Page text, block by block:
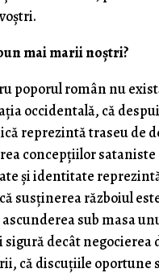
mai marii noştri?
poporul român nu
occidentală, că
reprezintă traseu de
concepţiilor sataniste
şi identitate
susţinerea războiul
ascunderea sub masa
sigură decât negocierea
că discuţiile oportune